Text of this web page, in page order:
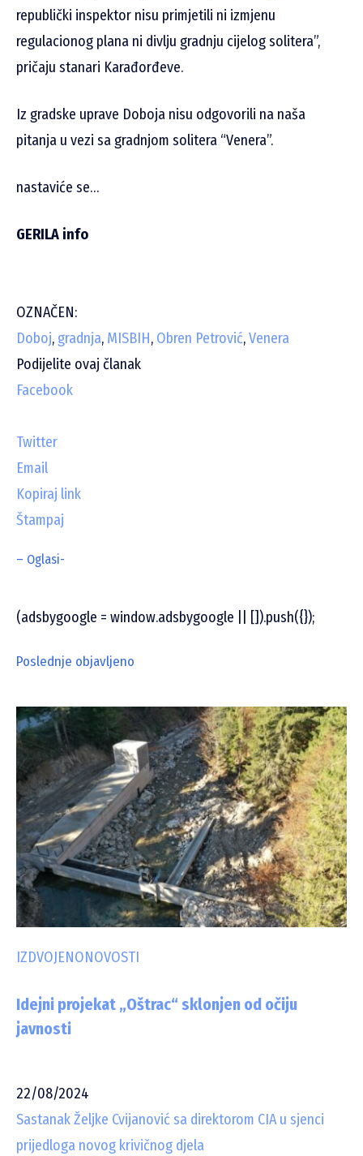
republički inspektor nisu primjetili ni izmjenu
regulacionog plana ni divlju gradnju cijelog solitera”,
pričaju stanari Karađorđeve.
Iz gradske uprave Doboja nisu odgovorili na naša
pitanja u vezi sa gradnjom solitera “Venera”.
nastaviće se…
GERILA info
OZNAČEN:
Doboj, gradnja, MISBIH, Obren Petrović,Venera
Podijelite ovaj članak
Facebook
Twitter
Email
Kopiraj link
Štampaj
– Oglasi-
(adsbygoogle = window.adsbygoogle || []).push({});
Poslednje objavljeno
IZDVOJENONOVOSTI
Idejni projekat „Oštrac“ sklonjen od očiju
javnosti
22/08/2024
Sastanak Željke Cvijanović sa direktorom CIA u sjenci
prijedloga novog krivičnog djela